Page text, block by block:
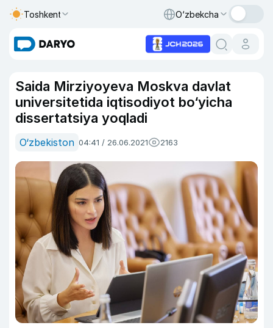
Toshkent O‘zbekcha
Saida Mirziyoyeva Moskva davlat
universitetida iqtisodiyot bo‘yicha
dissertatsiya yoqladi
O‘zbekiston 04:41 / 26.06.2021 2163